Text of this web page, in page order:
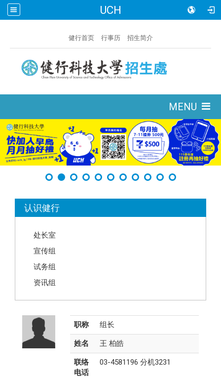
UCH
健行首页 行事历 招生简介
MENU
认识健行
处长室
宣传组
试务组
资讯组
职称 组长
姓名 王 柏皓
联络
电话
03-4581196 分机3231